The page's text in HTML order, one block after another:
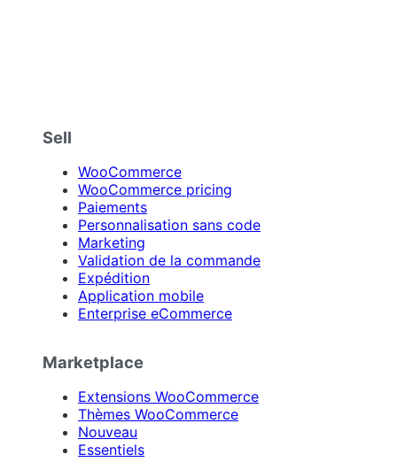
Sell
WooCommerce
WooCommerce pricing
Paiements
Personnalisation sans code
Marketing
Validation de la commande
Expédition
Application mobile
Enterprise eCommerce
Marketplace
Extensions WooCommerce
Thèmes WooCommerce
Nouveau
Essentiels